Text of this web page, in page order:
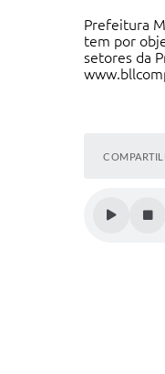
Prefeitura
tem por
setores da